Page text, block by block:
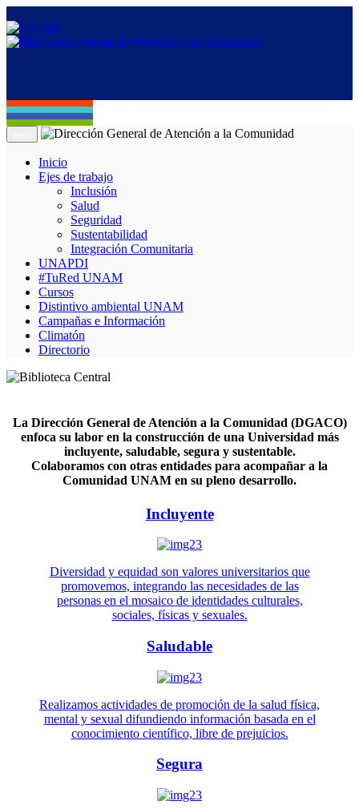
Inicio
Ejes de trabajo
Inclusión
Salud
Seguridad
Sustentabilidad
Integración Comunitaria
UNAPDI
#TuRed UNAM
Cursos
Distintivo ambiental UNAM
Campañas e Información
Climatón
Directorio
La Dirección General de Atención a la Comunidad (DGACO)
enfoca su labor en la construcción de una Universidad más
incluyente, saludable, segura y sustentable.
Colaboramos con otras entidades para acompañar a la
Comunidad UNAM en su pleno desarrollo.
Incluyente
Diversidad y equidad son valores universitarios que
promovemos, integrando las necesidades de las
personas en el mosaico de identidades culturales,
sociales, físicas y sexuales.
Saludable
Realizamos actividades de promoción de la salud física,
mental y sexual difundiendo información basada en el
conocimiento científico, libre de prejuicios.
Segura